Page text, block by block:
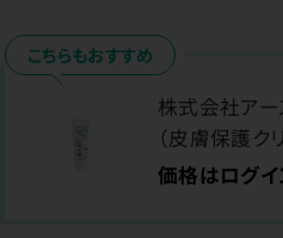
こちらもおすすめ
株式会社ア
（皮膚保護ク
価格はログ